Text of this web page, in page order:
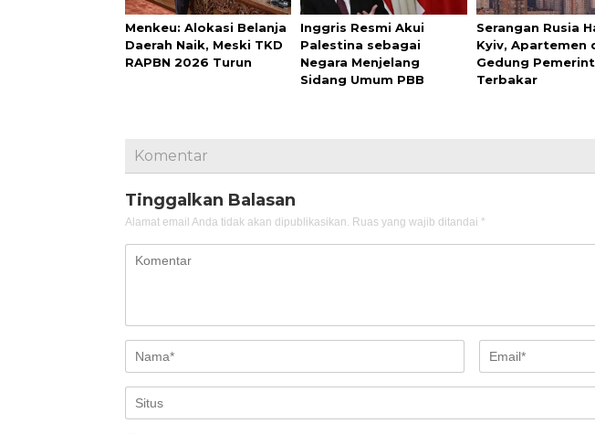
Menkeu: Alokasi Belanja
Daerah Naik, Meski TKD
RAPBN 2026 Turun
Inggris Resmi Akui
Palestina sebagai
Negara Menjelang
Sidang Umum PBB
Serangan Rusia
Kyiv, Apartemen
Gedung
Terbakar
Komentar
Tinggalkan Balasan
Alamat email Anda tidak akan dipublikasikan. Ruas yang wajib ditandai *